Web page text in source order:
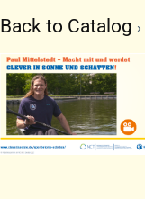
Inhalt
Back to Catalog